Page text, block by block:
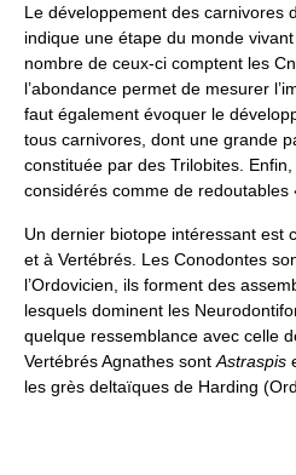
Le développement des carnivores
indique une étape du monde
nombre de ceux-ci comptent les
l’abondance permet de mesurer
faut également évoquer le
tous carnivores, dont une grande
constituée par des Trilobites.
considérés comme de redoutables
Un dernier biotope intéressant est
et à Vertébrés. Les Conodontes
l’Ordovicien, ils forment des
lesquels dominent les
quelque ressemblance avec celle
Vertébrés Agnathes sont Astraspis
les grès deltaïques de Harding